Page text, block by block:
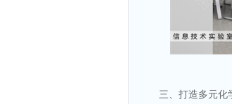
三、打造多元化